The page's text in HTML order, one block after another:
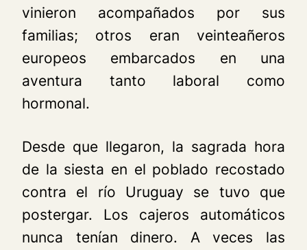
vinieron acompañados por sus
familias; otros eran veinteañeros
europeos embarcados en una
aventura tanto laboral como
hormonal.
Desde que llegaron, la sagrada hora
de la siesta en el poblado recostado
contra el río Uruguay se tuvo que
postergar. Los cajeros automáticos
nunca tenían dinero. A veces las